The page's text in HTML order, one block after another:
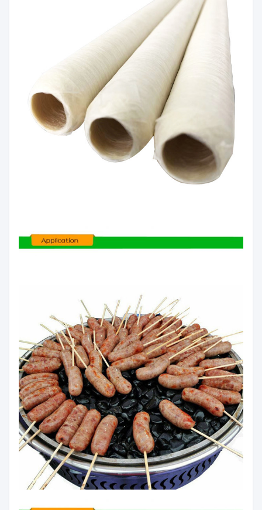
اللون اللون الطبيعي
غلاف النقانق المدخنة، النقانق الساخنة،
النقانق الفيتنانيّة
الـ MOQ 1 علبة
وقت